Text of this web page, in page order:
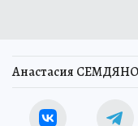
Анастасия